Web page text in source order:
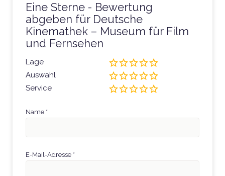
Eine Sterne - Bewertung
abgeben für Deutsche
Kinemathek – Museum für Film
und Fernsehen
Lage
Auswahl
Service
Name *
E-Mail-Adresse *